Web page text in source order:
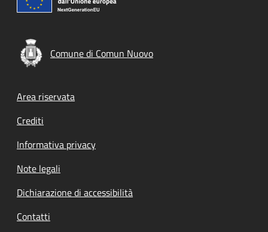
Comune di Comun Nuovo
Footer menu
Area riservata
Crediti
Informativa privacy
Note legali
Dichiarazione di accessibilità
Contatti